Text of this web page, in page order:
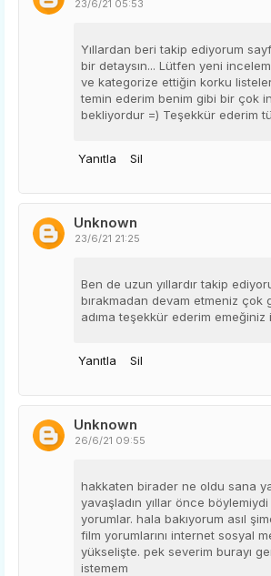
23/6/21 05:53
Yıllardan beri takip ediyorum
bir detaysın... Lütfen yeni
ve kategorize ettiğin korku
temin ederim benim gibi bir çok
bekliyordur =) Teşekkür ederim
Yanıtla Sil
Unknown
23/6/21 21:25
Ben de uzun yıllardır takip
bırakmadan devam etmeniz çok
adıma teşekkür ederim emeğiniz
Yanıtla Sil
Unknown
26/6/21 09:55
hakkaten birader ne oldu sana
yavaşladın yıllar önce
yorumlar. hala bakıyorum asıl
film yorumlarını internet sosyal
yükselişte. pek severim burayı
istemem